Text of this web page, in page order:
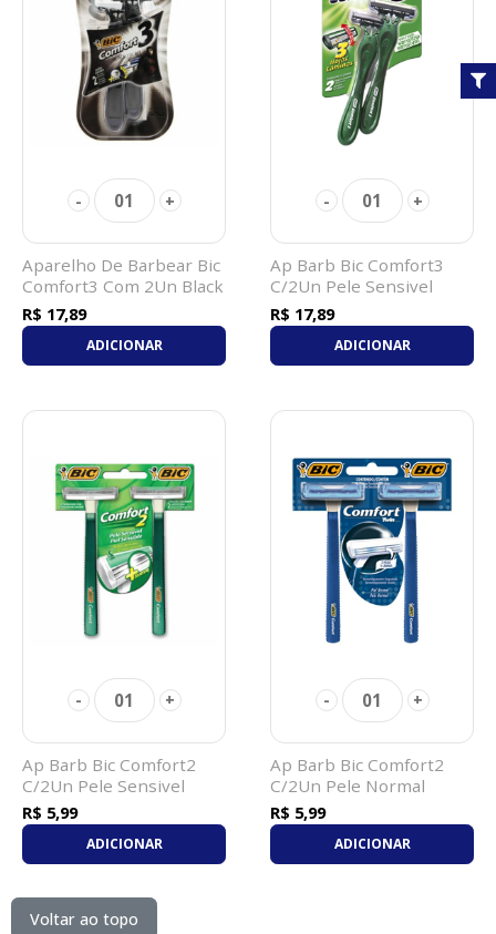
- 01 +
Aparelho De Barbear Bic
Comfort3 Com 2Un Black
Night
R$ 17,89
ADICIONAR
- 01 +
Ap Barb Bic Comfort3
C/2Un Pele Sensivel
R$ 17,89
ADICIONAR
- 01 +
Ap Barb Bic Comfort2
C/2Un Pele Sensivel
R$ 5,99
ADICIONAR
- 01 +
Ap Barb Bic Comfort2
C/2Un Pele Normal
R$ 5,99
ADICIONAR
Voltar ao topo